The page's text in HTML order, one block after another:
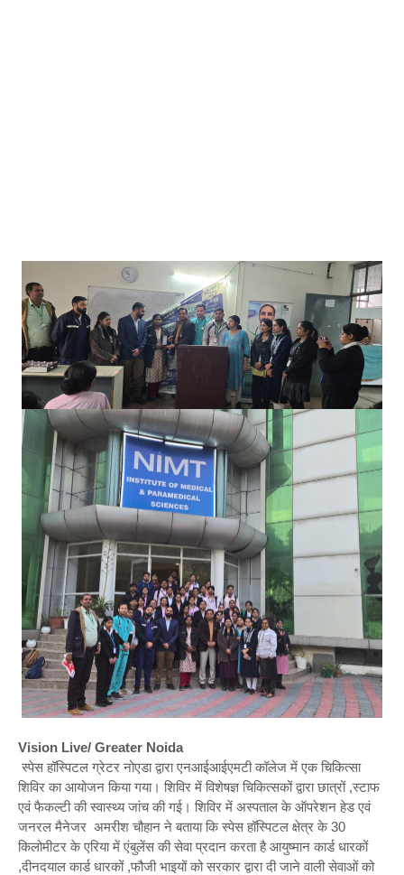
Vision Live/ Greater Noida
स्पेस हॉस्पिटल ग्रेटर नोएडा द्वारा एनआईआईएमटी कॉलेज में एक चिकित्सा
शिविर का आयोजन किया गया। शिविर में विशेषज्ञ चिकित्सकों द्वारा छात्रों ,स्टाफ
एवं फैकल्टी की स्वास्थ्य जांच की गई। शिविर में अस्पताल के ऑपरेशन हेड एवं
जनरल मैनेजर अमरीश चौहान ने बताया कि स्पेस हॉस्पिटल क्षेत्र के 30
किलोमीटर के एरिया में एंबुलेंस की सेवा प्रदान करता है आयुष्मान कार्ड धारकों
,दीनदयाल कार्ड धारकों ,फौजी भाइयों को सरकार द्वारा दी जाने वाली सेवाओं को